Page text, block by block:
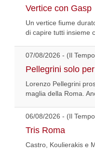
Vertice con Gasp
Un vertice fiume
di capire tutti insieme
07/08/2026 - (Il
Pellegrini solo
Lorenzo Pellegrini
maglia della Roma.
06/08/2026 - (Il
Tris Roma
Castro, Koulierakis e